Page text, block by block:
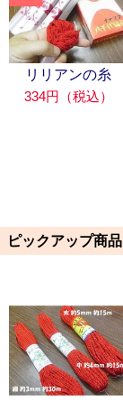
リリアンの糸
334円（税込）
ピックアップ商品